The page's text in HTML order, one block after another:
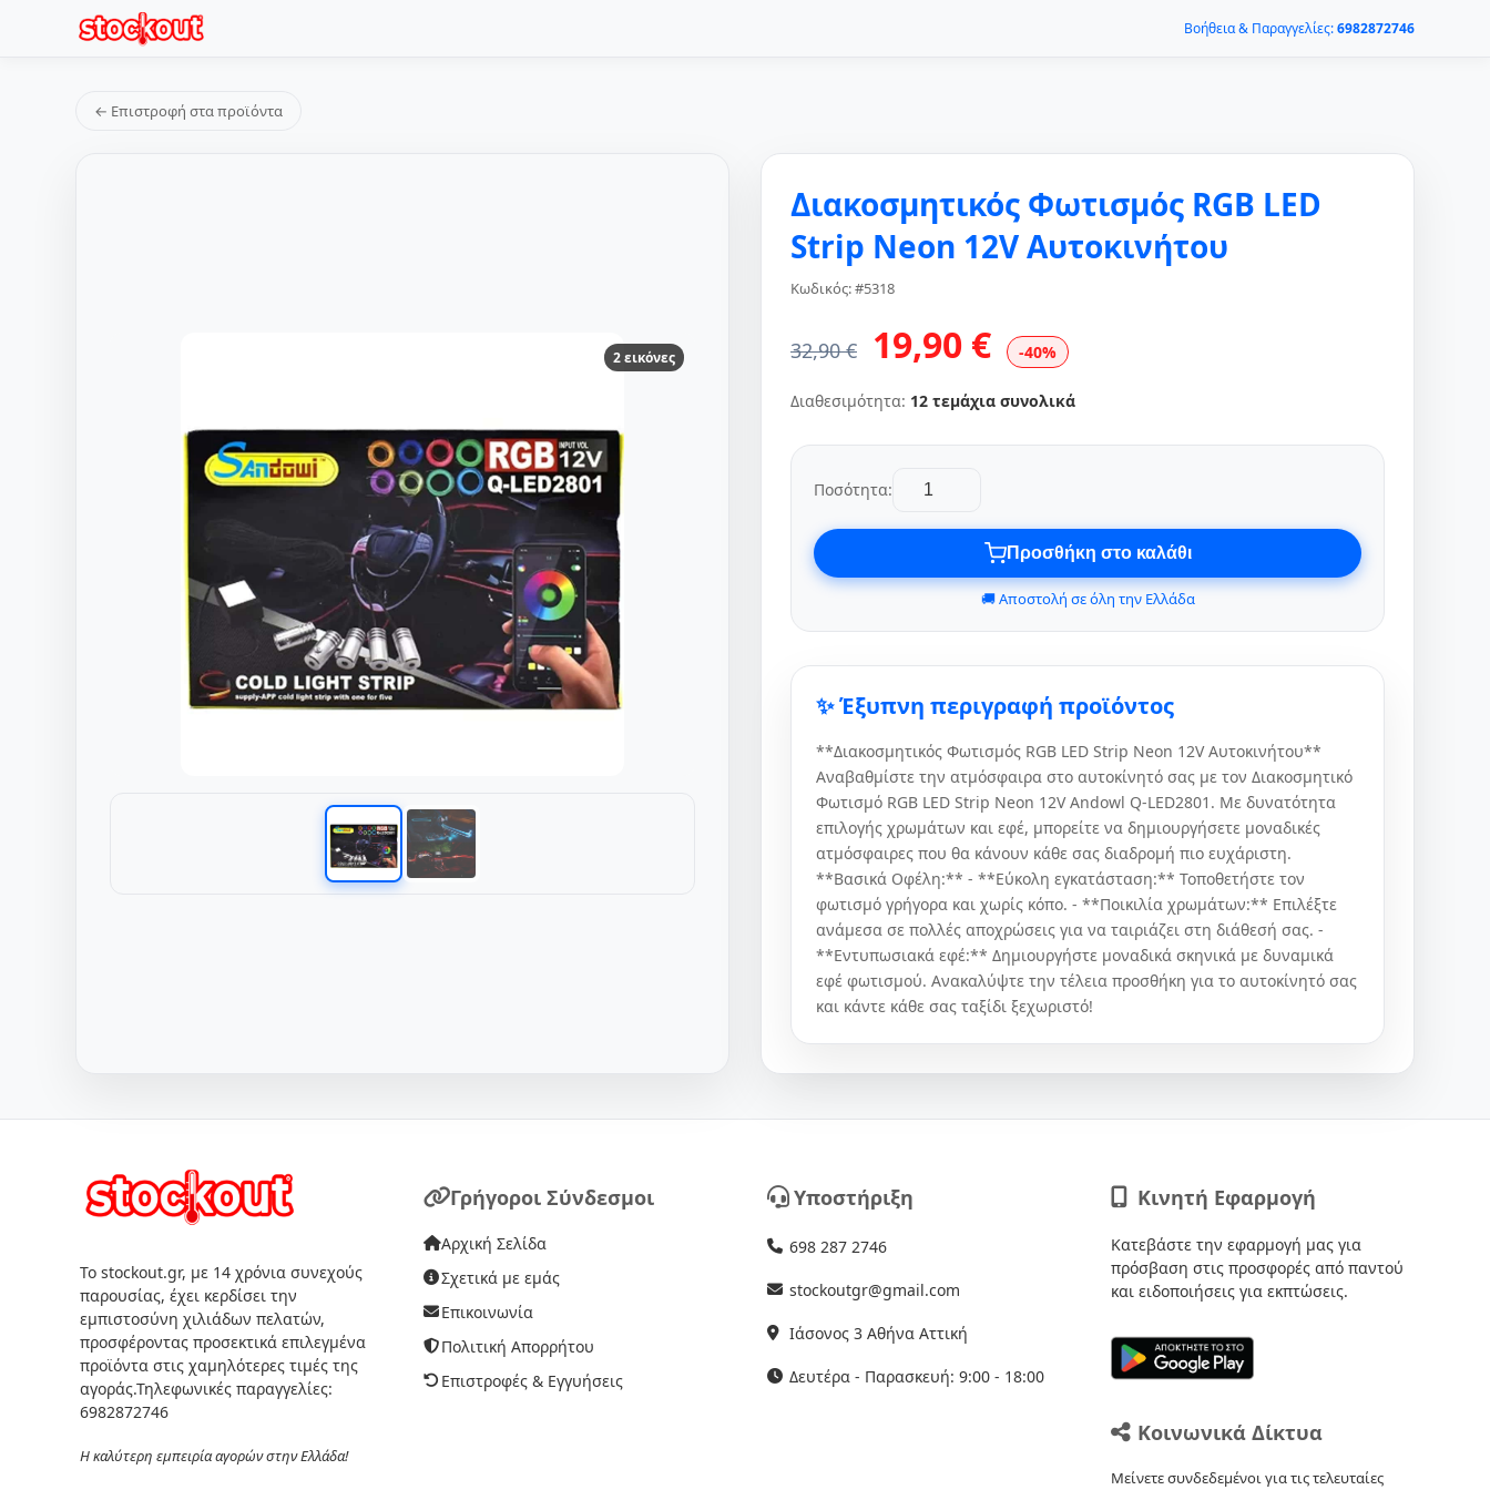
Βοήθεια & Παραγγελίες:6982872746
← Επιστροφή στα προϊόντα
2 εικόνες
Διακοσμητικός Φωτισμός RGB LED
Strip Neon 12V Αυτοκινήτου
Κωδικός: #5318
32,90 € 19,90 € -40%
Διαθεσιμότητα: 12 τεμάχια συνολικά
Ποσότητα:
Προσθήκη στο καλάθι
🚚 Αποστολή σε όλη την Ελλάδα
✨ Έξυπνη περιγραφή προϊόντος
**Διακοσμητικός Φωτισμός RGB LED Strip Neon 12V Αυτοκινήτου**
Αναβαθμίστε την ατμόσφαιρα στο αυτοκίνητό σας με τον Διακοσμητικό
Φωτισμό RGB LED Strip Neon 12V Andowl Q-LED2801. Με δυνατότητα
επιλογής χρωμάτων και εφέ, μπορείτε να δημιουργήσετε μοναδικές
ατμόσφαιρες που θα κάνουν κάθε σας διαδρομή πιο ευχάριστη.
**Βασικά Οφέλη:** - **Εύκολη εγκατάσταση:** Τοποθετήστε τον
φωτισμό γρήγορα και χωρίς κόπο. - **Ποικιλία χρωμάτων:** Επιλέξτε
ανάμεσα σε πολλές αποχρώσεις για να ταιριάζει στη διάθεσή σας. -
**Εντυπωσιακά εφέ:** Δημιουργήστε μοναδικά σκηνικά με δυναμικά
εφέ φωτισμού. Ανακαλύψτε την τέλεια προσθήκη για το αυτοκίνητό σας
και κάντε κάθε σας ταξίδι ξεχωριστό!
Το stockout.gr, με 14 χρόνια συνεχούς
παρουσίας, έχει κερδίσει την
εμπιστοσύνη χιλιάδων πελατών,
προσφέροντας προσεκτικά επιλεγμένα
προϊόντα στις χαμηλότερες τιμές της
αγοράς.Τηλεφωνικές παραγγελίες:
6982872746
Η καλύτερη εμπειρία αγορών στην Ελλάδα!
Γρήγοροι Σύνδεσμοι
Αρχική Σελίδα
Σχετικά με εμάς
Επικοινωνία
Πολιτική Απορρήτου
Επιστροφές & Εγγυήσεις
Υποστήριξη
698 287 2746
stockoutgr@gmail.com
Ιάσονος 3 Αθήνα Αττική
Δευτέρα - Παρασκευή: 9:00 - 18:00
Κινητή Εφαρμογή
Κατεβάστε την εφαρμογή μας για
πρόσβαση στις προσφορές από παντού
και ειδοποιήσεις για εκπτώσεις.
Κοινωνικά Δίκτυα
Μείνετε συνδεδεμένοι για τις τελευταίες